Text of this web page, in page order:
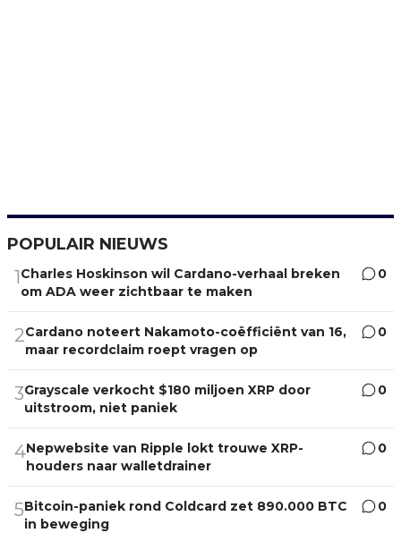
POPULAIR NIEUWS
1Charles Hoskinson wil Cardano-verhaal breken
om ADA weer zichtbaar te maken
0
2Cardano noteert Nakamoto-coëfficiënt van 16,
maar recordclaim roept vragen op
0
3Grayscale verkocht $180 miljoen XRP door
uitstroom, niet paniek
0
4Nepwebsite van Ripple lokt trouwe XRP-
houders naar walletdrainer
0
5Bitcoin-paniek rond Coldcard zet 890.000 BTC
in beweging
0